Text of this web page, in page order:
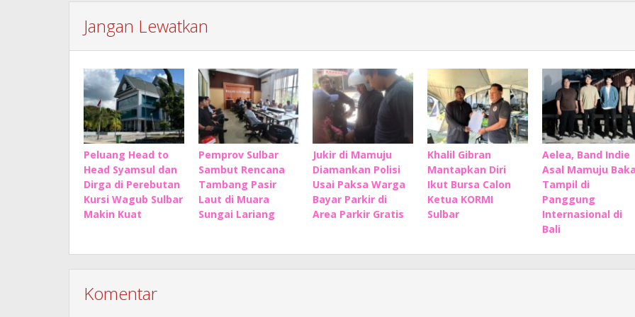
Jangan Lewatkan
Peluang Head to
Head Syamsul dan
Dirga di Perebutan
Kursi Wagub Sulbar
Makin Kuat
Pemprov Sulbar
Sambut Rencana
Tambang Pasir
Laut di Muara
Sungai Lariang
Jukir di Mamuju
Diamankan Polisi
Usai Paksa Warga
Bayar Parkir di
Area Parkir Gratis
Khalil Gibran
Mantapkan Diri
Ikut Bursa Calon
Ketua KORMI
Sulbar
Aelea, Band Indie
Asal Mamuju
Tampil di
Panggung
Internasional di
Bali
Komentar